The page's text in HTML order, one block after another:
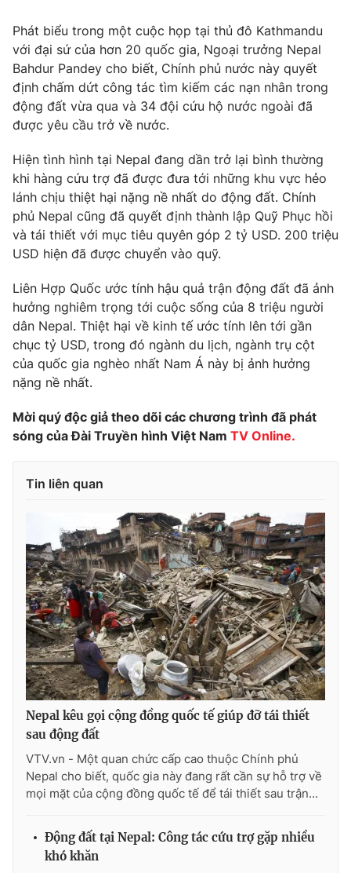
Thế giới đó đây
Câu chuyện quốc tế
Kinh tế
Tài chính
Thị trường
Góc doanh nghiệp
Dữ liệu và đời sống
Truyền hình
Phim VTV
Hậu trường
Nhân vật
Khán giả
Giải sao mai
Giải trí
Điện ảnh
Âm nhạc
Sao
Đời sống
Du lịch
Chất lượng cuộc sống
Giáo dục
Tuyển sinh
Học trực tuyến
Công nghệ
Hitech Công nghệ tương lai
Sản phẩm
Tư vấn
Giao lưu trực tuyến
Lịch phát sóng
Emagazine
Infographic
Video Shorts video
VTV Money VTV Thể thao
VTV Sức khoẻ Bất động sản
Thị trường 24h Tấm lòng Việt
VTV4 Vươn mình bằng AI
VTV9 VTV8
Liên hệ tòa soạn English
Phát biểu trong một cuộc họp tại thủ đô Kathmandu
với đại sứ của hơn 20 quốc gia, Ngoại trưởng Nepal
Bahdur Pandey cho biết, Chính phủ nước này quyết
định chấm dứt công tác tìm kiếm các nạn nhân trong
động đất vừa qua và 34 đội cứu hộ nước ngoài đã
được yêu cầu trở về nước.
Hiện tình hình tại Nepal đang dần trở lại bình thường
khi hàng cứu trợ đã được đưa tới những khu vực hẻo
lánh chịu thiệt hại nặng nề nhất do động đất. Chính
phủ Nepal cũng đã quyết định thành lập Quỹ Phục hồi
và tái thiết với mục tiêu quyên góp 2 tỷ USD. 200 triệu
USD hiện đã được chuyển vào quỹ.
Liên Hợp Quốc ước tính hậu quả trận động đất đã ảnh
hưởng nghiêm trọng tới cuộc sống của 8 triệu người
dân Nepal. Thiệt hại về kinh tế ước tính lên tới gần
chục tỷ USD, trong đó ngành du lịch, ngành trụ cột
của quốc gia nghèo nhất Nam Á này bị ảnh hưởng
nặng nề nhất.
Mời quý độc giả theo dõi các chương trình đã phát
sóng của Đài Truyền hình Việt Nam TV Online.
Tin liên quan
Nepal kêu gọi cộng đồng quốc tế giúp đỡ tái thiết
sau động đất
VTV.vn - Một quan chức cấp cao thuộc Chính phủ
Nepal cho biết, quốc gia này đang rất cần sự hỗ trợ về
mọi mặt của cộng đồng quốc tế để tái thiết sau trận...
Động đất tại Nepal: Công tác cứu trợ gặp nhiều
khó khăn